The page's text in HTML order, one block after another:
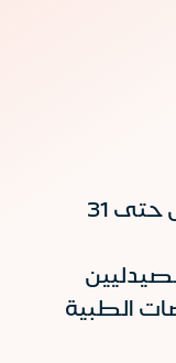
يسري العرض من 19 أبريل حتى 31